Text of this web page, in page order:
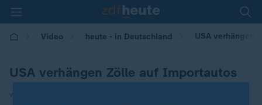
Video heute - in Deutschland USA verhängen
USA verhängen Zölle auf Importautos
von Svenja Bergerhoff